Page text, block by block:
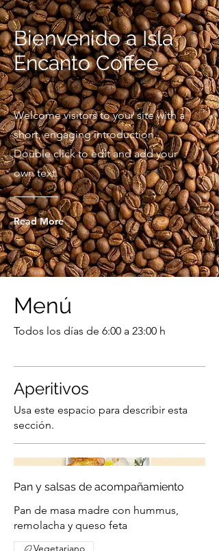
Bienvenido a Isla
Encanto Coffee
Welcome visitors to your site with a
short, engaging introduction.
Double click to edit and add your
own text.
Read More
Menú
Todos los días de 6:00 a 23:00 h
Aperitivos
Usa este espacio para describir esta
sección.
Pan y salsas de acompañamiento
Pan de masa madre con hummus,
remolacha y queso feta
Vegetariano